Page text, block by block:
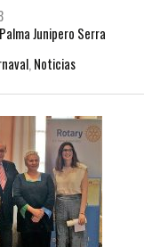
Junipero Serra
, Noticias